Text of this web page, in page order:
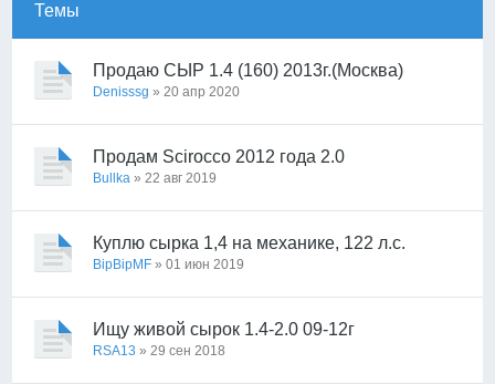
Темы
Продаю СЫР 1.4 (160) 2013г.(Москва)
Denisssg » 20 апр 2020
Продам Scirocco 2012 года 2.0
Bullka » 22 авг 2019
Куплю сырка 1,4 на механике, 122 л.с.
BipBipMF » 01 июн 2019
Ищу живой сырок 1.4-2.0 09-12г
RSA13 » 29 сен 2018